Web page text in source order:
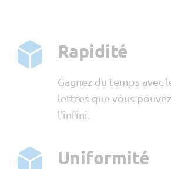
Rapidité
Gagnez du temps avec
lettres que vous
l'infini.
Uniformité